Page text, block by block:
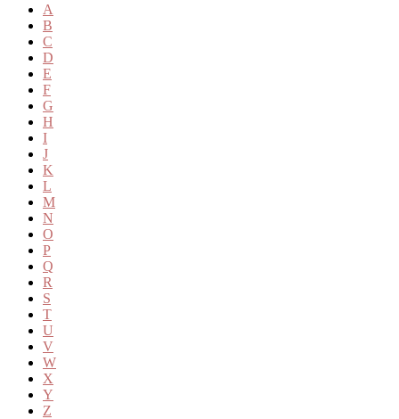
A
B
C
D
E
F
G
H
I
J
K
L
M
N
O
P
Q
R
S
T
U
V
W
X
Y
Z